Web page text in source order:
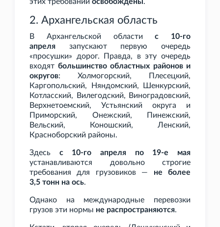
2. Архангельская область
В Архангельской областис 10-го
апреля запускают первую очередь
«просушки» дорог. Правда, в эту очередь
входят большинство областных районов и
округов: Холмогорский, Плесецкий,
Каргопольский, Няндомский, Шенкурский,
Котласский, Вилегодский, Виноградовский,
Верхнетоемский, Устьянский округа и
Приморский, Онежский, Пинежский,
Вельский, Коношский, Ленский,
Красноборский районы.
Здесь с 10-го апреля по 19-е мая
устанавливаются довольно строгие
требования для грузовиков — не более
3,5 тонн на ось.
Однако на международные перевозки
грузов эти нормы не распространяются.